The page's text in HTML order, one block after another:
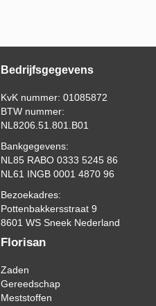
Bedrijfsgegevens
KvK nummer: 01085872
BTW nummer:
NL8206.51.801.B01
Bankgegevens:
NL85 RABO 0333 5245 86
NL61 INGB 0001 4870 96
Bezoekadres:
Pottenbakkersstraat 9
8601 WS Sneek Nederland
Florisan
Zaden
Gereedschap
Meststoffen